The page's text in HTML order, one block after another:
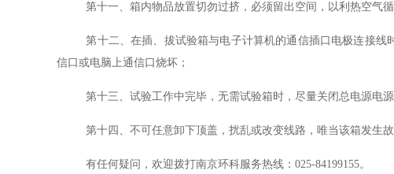
第十一、箱内物品放置切勿过挤，必须留出空间，以利热空气循
第十二、在插、拔试验箱与电子计算机的通信插口电极连接
信口或电脑上通信口烧坏；
第十三、试验工作中完毕，无需试验箱时，尽量关闭总电源电源
第十四、不可任意卸下顶盖，扰乱或改变线路，唯当该箱发生
有任何疑问，欢迎拨打南京环科服务热线：025-84199155。